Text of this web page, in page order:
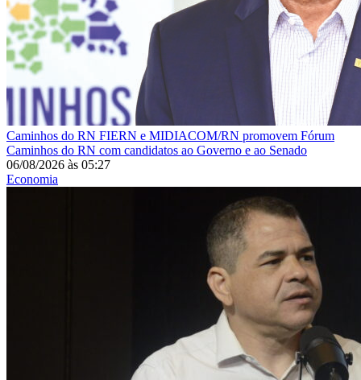
Caminhos do RN FIERN e MIDIACOM/RN promovem Fórum
Caminhos do RN com candidatos ao Governo e ao Senado
06/08/2026 às 05:27
Economia